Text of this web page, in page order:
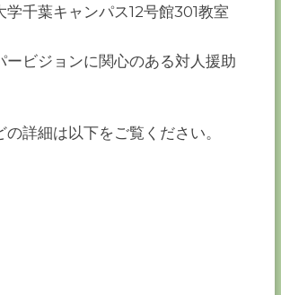
学千葉キャンパス12号館301教室
ービジョンに関心のある対人援助
の詳細は以下をご覧ください。